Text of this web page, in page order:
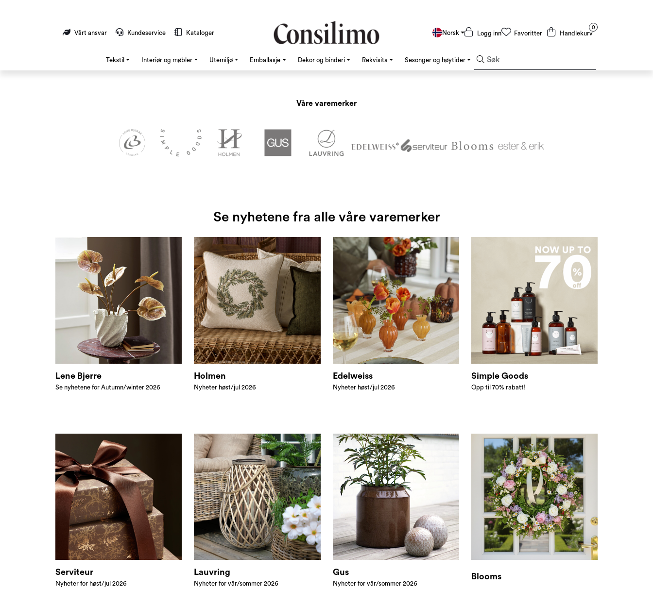
Vårt ansvar Kundeservice Kataloger Norsk Logg inn Favoritter
0
Handlekurv
Tekstil Interiør og møbler Utemiljø Emballasje Dekor og binderi Rekvisita Sesonger og høytider Kampanjer og Outlet
Våre varemerker
Se nyhetene fra alle våre varemerker
Lene Bjerre
Se nyhetene for Autumn/winter 2026
Holmen
Nyheter høst/jul 2026
Edelweiss
Nyheter høst/jul 2026
Simple Goods
Opp til 70% rabatt!
Serviteur
Nyheter for høst/jul 2026
Lauvring
Nyheter for vår/sommer 2026
Gus
Nyheter for vår/sommer 2026
Blooms